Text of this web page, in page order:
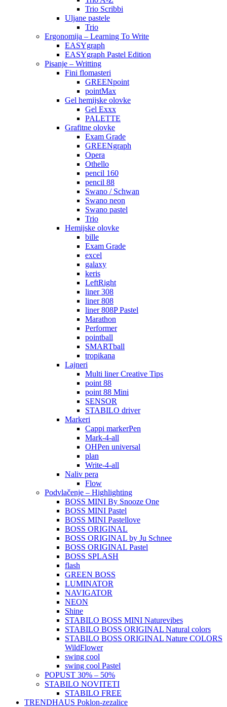
Trio Scribbi
Uljane pastele
Trio
Ergonomija – Learning To Write
EASYgraph
EASYgraph Pastel Edition
Pisanje – Writting
Fini flomasteri
GREENpoint
pointMax
Gel hemijske olovke
Gel Exxx
PALETTE
Grafitne olovke
Exam Grade
GREENgraph
Opera
Othello
pencil 160
pencil 88
Swano / Schwan
Swano neon
Swano pastel
Trio
Hemijske olovke
bille
Exam Grade
excel
galaxy
keris
LeftRight
liner 308
liner 808
liner 808P Pastel
Marathon
Performer
pointball
SMARTball
tropikana
Lajneri
Multi liner Creative Tips
point 88
point 88 Mini
SENSOR
STABILO driver
Markeri
Cappi markerPen
Mark-4-all
OHPen universal
plan
Write-4-all
Naliv pera
Flow
Podvlačenje – Highlighting
BOSS MINI By Snooze One
BOSS MINI Pastel
BOSS MINI Pastellove
BOSS ORIGINAL
BOSS ORIGINAL by Ju Schnee
BOSS ORIGINAL Pastel
BOSS SPLASH
flash
GREEN BOSS
LUMINATOR
NAVIGATOR
NEON
Shine
STABILO BOSS MINI Naturevibes
STABILO BOSS ORIGINAL Natural colors
STABILO BOSS ORIGINAL Nature COLORS
WildFlower
swing cool
swing cool Pastel
POPUST 30% – 50%
STABILO NOVITETI
STABILO FREE
TRENDHAUS Poklon-zezalice